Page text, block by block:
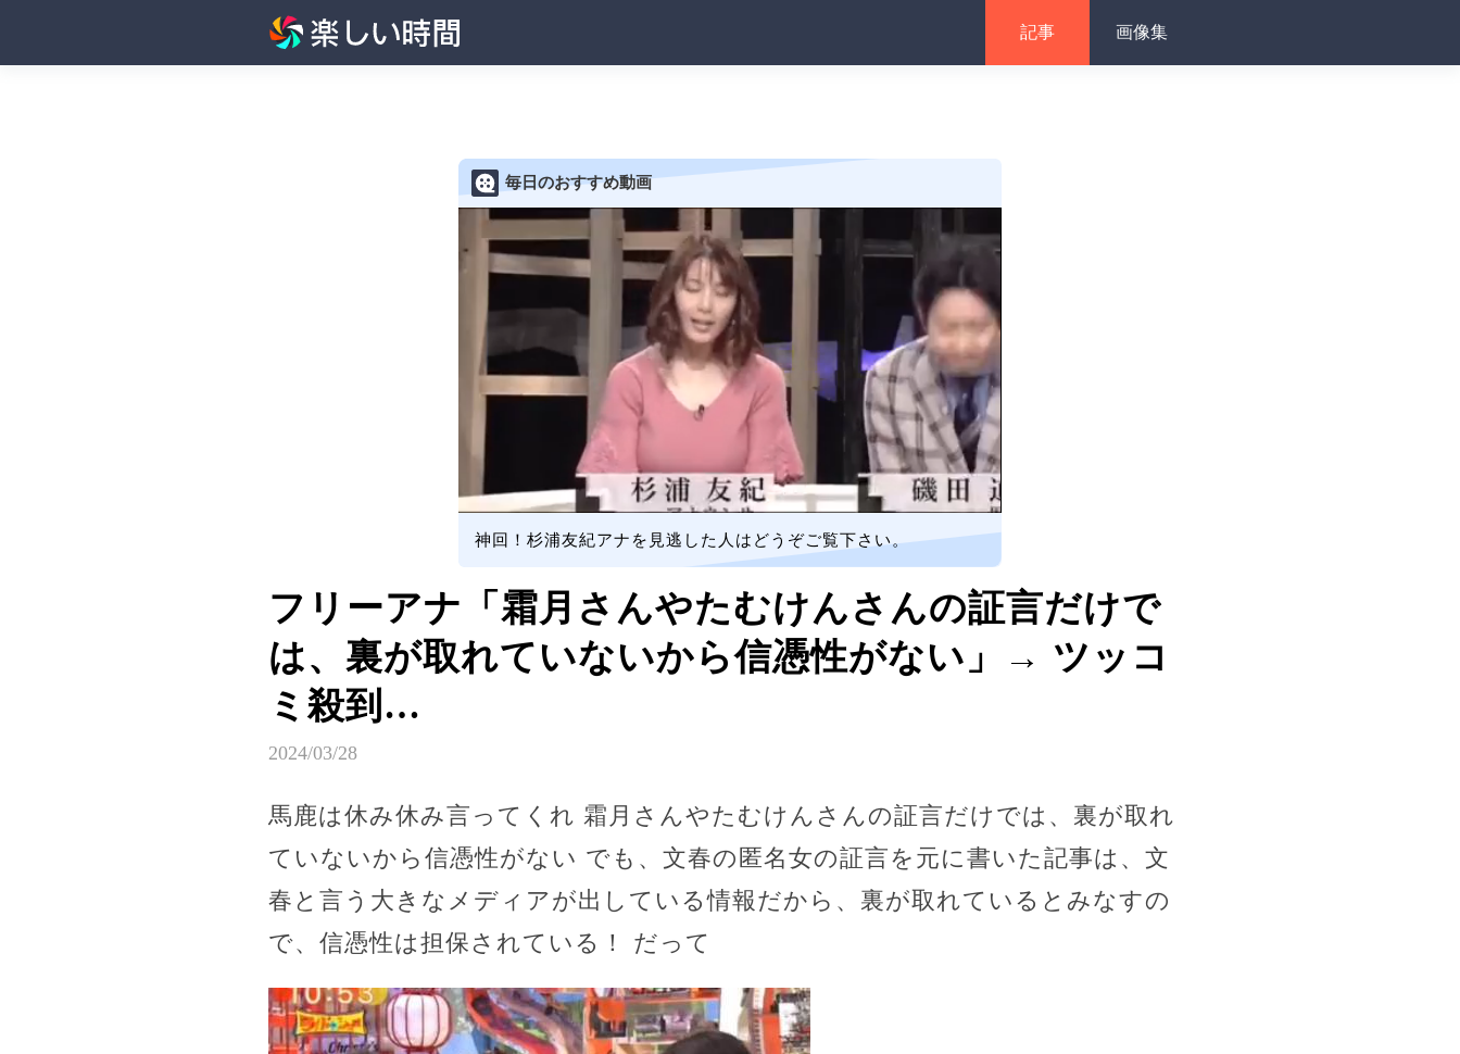
記事 画像集
毎日のおすすめ動画
神回！杉浦友紀アナを見逃した人はどうぞご覧下さい。
フリーアナ「霜月さんやたむけんさんの証言だけで
は、裏が取れていないから信憑性がない」→ ツッコ
ミ殺到…
2024/03/28
馬鹿は休み休み言ってくれ 霜月さんやたむけんさんの証言だけでは、裏が取れ
ていないから信憑性がない でも、文春の匿名女の証言を元に書いた記事は、文
春と言う大きなメディアが出している情報だから、裏が取れているとみなすの
で、信憑性は担保されている！ だって